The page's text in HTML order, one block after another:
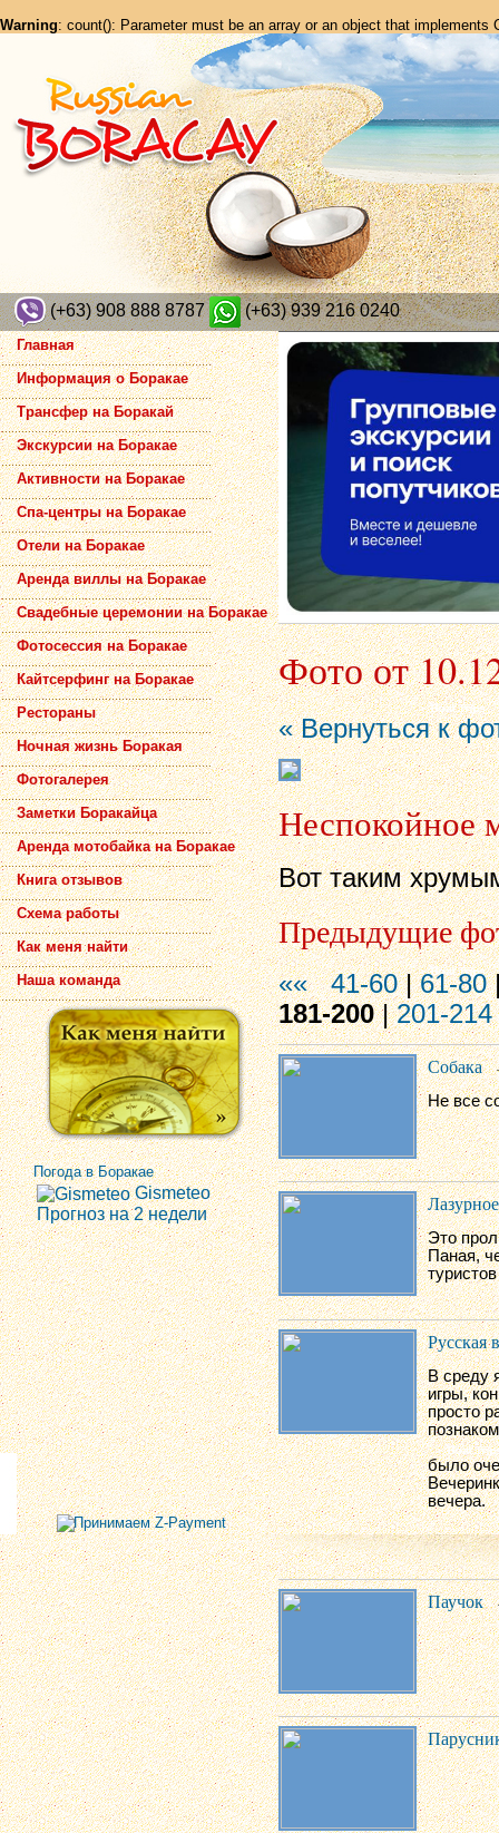
Warning: count(): Parameter must be an array or an object that implements
(+63) 908 888 8787 (+63) 939 216 0240
Главная
Информация о Боракае
Трансфер на Боракай
Экскурсии на Боракае
Активности на Боракае
Спа-центры на Боракае
Отели на Боракае
Аренда виллы на Боракае
Свадебные церемонии на Боракае
Фотосессия на Боракае
Кайтсерфинг на Боракае
Рестораны
Ночная жизнь Боракая
Фотогалерея
Заметки Боракайца
Аренда мотобайка на Боракае
Книга отзывов
Схема работы
Как меня найти
Наша команда
Погода в Боракае
Gismeteo
Прогноз на 2 недели
Фото от
« Вернуться к
Неспокойное
Вот таким
Предыдущие
«« 41-60|61-80
181-200|201-214
Собака
Не все
Это
Паная,
Русская
В среду
игры,
просто
было
вечера.
Паучок